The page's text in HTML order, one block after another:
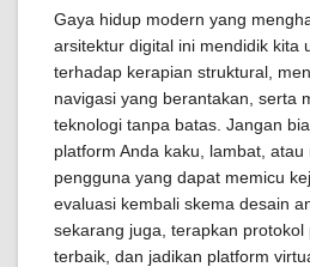
Gaya hidup modern yang
arsitektur digital ini mendidik kita
terhadap kerapian struktural,
navigasi yang berantakan, serta
teknologi tanpa batas. Jangan
platform Anda kaku, lambat,
pengguna yang dapat memicu
evaluasi kembali skema desain
sekarang juga, terapkan
terbaik, dan jadikan platform